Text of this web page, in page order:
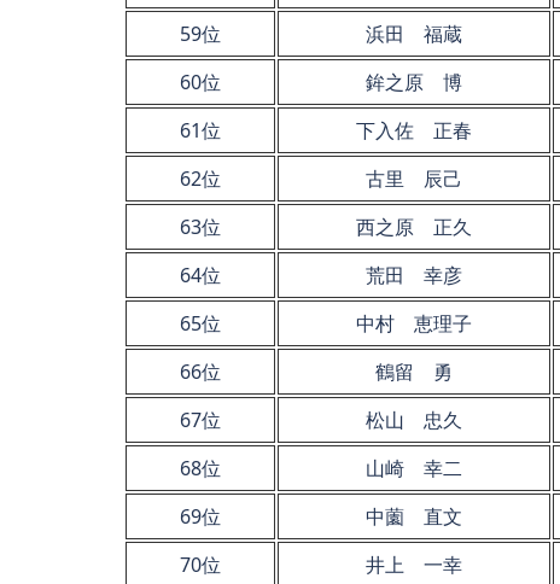
59位
浜田 福蔵
60位
鉾之原 博
61位
下入佐 正春
62位
古里 辰己
63位
西之原 正久
64位
荒田 幸彦
65位
中村 恵理子
66位
鶴留 勇
67位
松山 忠久
68位
山崎 幸二
69位
中薗 直文
70位
井上 一幸